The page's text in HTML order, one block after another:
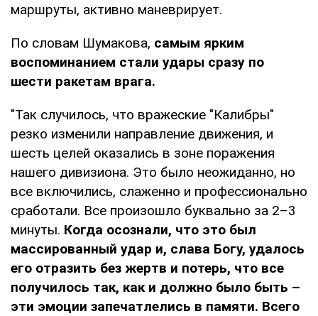
маршруты, активно маневрирует.
По словам Шумакова, самым ярким
воспоминанием стали удары сразу по
шести ракетам врага.
"Так случилось, что вражеские "Калибры"
резко изменили направление движения, и
шесть целей оказались в зоне поражения
нашего дивизиона. Это было неожиданно, но
все включились, слаженно и профессионально
сработали. Все произошло буквально за 2–3
минуты. Когда осознали, что это был
массированный удар и, слава Богу, удалось
его отразить без жертв и потерь, что все
получилось так, как и должно было быть –
эти эмоции запечатлелись в памяти. Всего